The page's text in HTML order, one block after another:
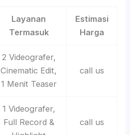
Layanan
Termasuk
Estimasi
Harga
2 Videografer,
Cinematic Edit,
1 Menit Teaser
call us
1 Videografer,
Full Record &
call us